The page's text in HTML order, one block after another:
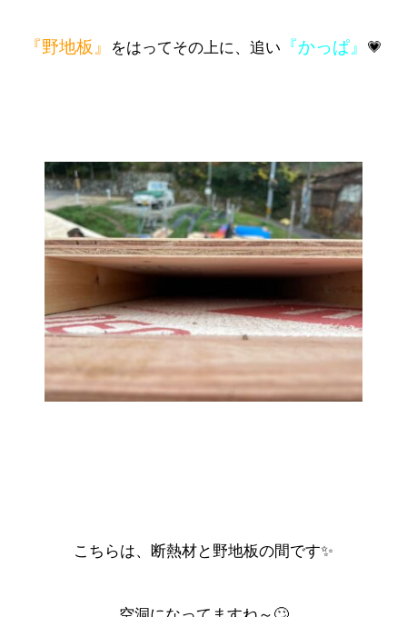
『野地板』 をはってその上に、追い 『かっぱ』 💗
こちらは、断熱材と野地板の間です✨